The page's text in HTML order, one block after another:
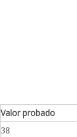
Valor probado
38